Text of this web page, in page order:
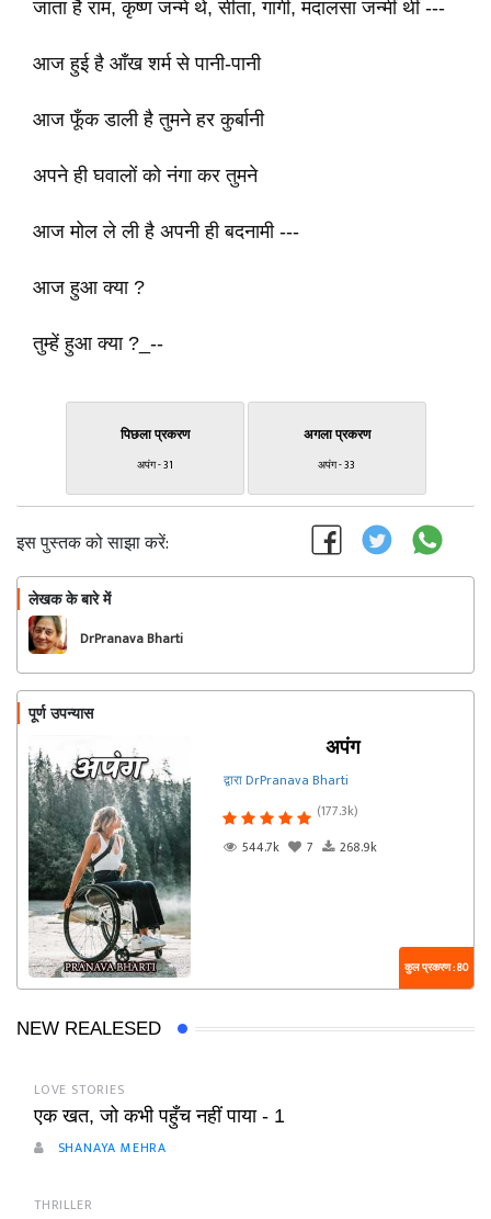
जाता है राम, कृष्ण जन्मे थे, सीता, गार्गी, मदालसा जन्मीं थीं ---
आज हुई है आँख शर्म से पानी-पानी
आज फूँक डाली है तुमने हर कुर्बानी
अपने ही घवालों को नंगा कर तुमने
आज मोल ले ली है अपनी ही बदनामी ---
आज हुआ क्या ?
तुम्हें हुआ क्या ?_--
पिछला प्रकरण
अपंग - 31
अगला प्रकरण
अपंग - 33
इस पुस्तक को साझा करें:
लेखक के बारे में
DrPranava Bharti
पूर्ण उपन्यास
अपंग
द्वारा DrPranava Bharti
(177.3k)
544.7k
7 268.9k
कुल प्रकरण : 80
NEW REALESED
LOVE STORIES
एक खत, जो कभी पहुँच नहीं पाया - 1
SHANAYA MEHRA
THRILLER